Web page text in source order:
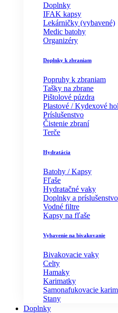
Doplnky
IFAK kapsy
Lekárničky (vybavené)
Medic batohy
Organizéry
Doplnky k zbraniam
Popruhy k zbraniam
Tašky na zbrane
Pištolové púzdra
Plastové / Kydexové
Príslušenstvo
Čistenie zbraní
Terče
Hydratácia
Batohy / Kapsy
Fľaše
Hydratačné vaky
Doplnky a príslušenstvo
Vodné filtre
Kapsy na fľaše
Vybavenie na bivakovanie
Bivakovacie vaky
Celty
Hamaky
Karimatky
Samonafukovacie
Stany
Doplnky